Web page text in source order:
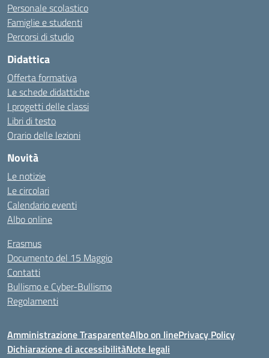
Personale scolastico
Famiglie e studenti
Percorsi di studio
Didattica
Offerta formativa
Le schede didattiche
I progetti delle classi
Libri di testo
Orario delle lezioni
Novità
Le notizie
Le circolari
Calendario eventi
Albo online
Erasmus
Documento del 15 Maggio
Contatti
Bullismo e Cyber-Bullismo
Regolamenti
Amministrazione TrasparenteAlbo on linePrivacy Policy
Dichiarazione di accessibilitàNote legali